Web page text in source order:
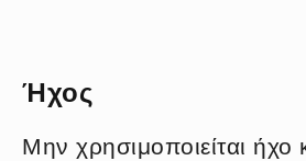
Ήχος
Μην χρησιμοποιείται ήχο